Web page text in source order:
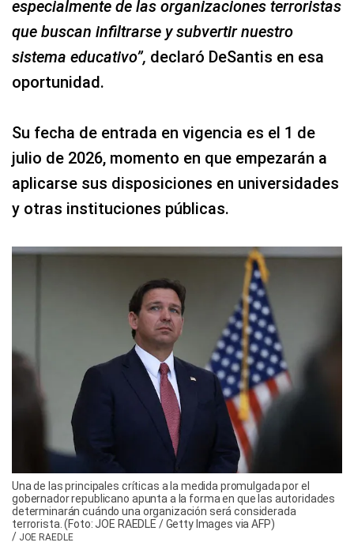
especialmente de las organizaciones terroristas
que buscan infiltrarse y subvertir nuestro
sistema educativo”, declaró DeSantis en esa
oportunidad.
Su fecha de entrada en vigencia es el 1 de
julio de 2026, momento en que empezarán a
aplicarse sus disposiciones en universidades
y otras instituciones públicas.
Una de las principales críticas a la medida promulgada por el
gobernador republicano apunta a la forma en que las autoridades
determinarán cuándo una organización será considerada
terrorista. (Foto: JOE RAEDLE / Getty Images via AFP)
/ JOE RAEDLE